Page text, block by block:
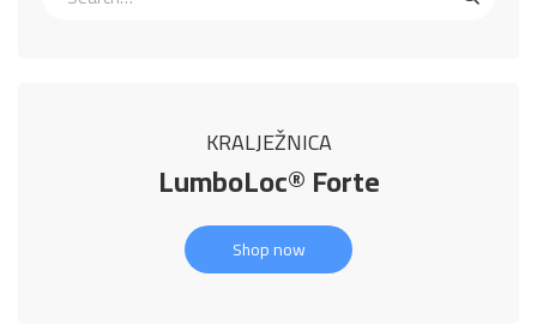
KRALJEŽNICA
LumboLoc® Forte
Shop now